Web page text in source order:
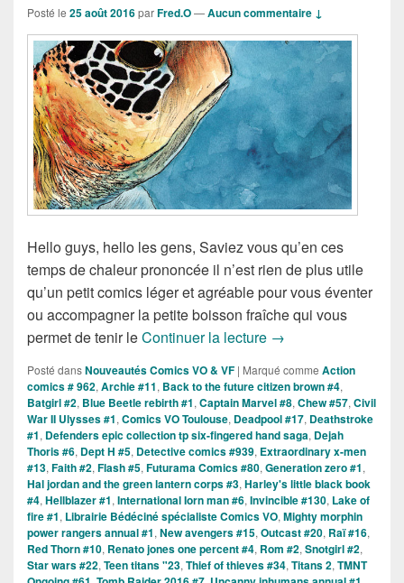
Posté le 25 août 2016parFred.O—Aucun commentaire ↓
Hello guys, hello les gens, Saviez vous qu’en ces
temps de chaleur prononcée il n’est rien de plus utile
qu’un petit comics léger et agréable pour vous éventer
ou accompagner la petite boisson fraîche qui vous
permet de tenir leContinuer la lecture Sorties des Comics
→
Posté dansNouveautés Comics VO & VF | Marqué comme Action
comics # 962, Archie #11, Back to the future citizen brown #4,
Batgirl #2, Blue Beetle rebirth #1, Captain Marvel #8, Chew #57, Civil
War II Ulysses #1, Comics VO Toulouse, Deadpool #17, Deathstroke
#1, Defenders epic collection tp six-fingered hand saga, Dejah
Thoris #6, Dept H #5, Detective comics #939, Extraordinary x-men
#13, Faith #2, Flash #5, Futurama Comics #80, Generation zero #1,
Hal jordan and the green lantern corps #3, Harley's little black book
#4, Hellblazer #1, International Iorn man #6, Invincible #130, Lake of
fire #1, Librairie Bédéciné spécialiste Comics VO, Mighty morphin
power rangers annual #1, New avengers #15, Outcast #20, Raï #16,
Red Thorn #10, Renato jones one percent #4, Rom #2, Snotgirl #2,
Star wars #22, Teen titans "23, Thief of thieves #34, Titans 2, TMNT